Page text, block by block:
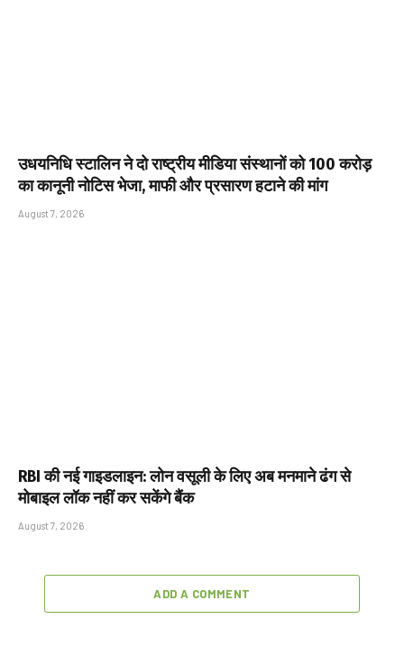
उधयनिधि स्टालिन ने दो राष्ट्रीय मीडिया संस्थानों को ₹100 करोड़
का कानूनी नोटिस भेजा, माफी और प्रसारण हटाने की मांग
August 7, 2026
RBI की नई गाइडलाइन: लोन वसूली के लिए अब मनमाने ढंग से
मोबाइल लॉक नहीं कर सकेंगे बैंक
August 7, 2026
ADD A COMMENT